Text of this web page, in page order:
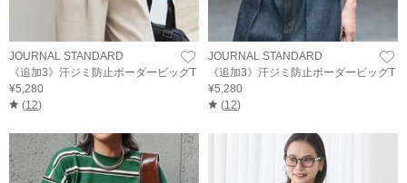
JOURNAL STANDARD
《追加3》汗ジミ防止ボーダービッグT
¥5,280
(12)
JOURNAL STANDARD
《追加3》汗ジミ防止ボーダービッグT
¥5,280
(12)